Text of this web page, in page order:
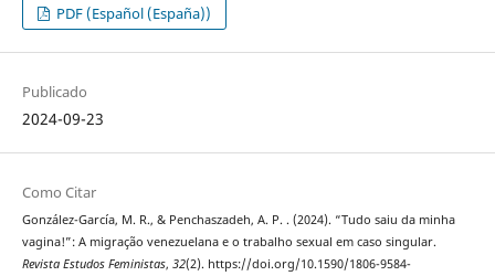
PDF (Español (España))
Publicado
2024-09-23
Como Citar
González-García, M. R., & Penchaszadeh, A. P. . (2024). “Tudo saiu da minha
vagina!”: A migração venezuelana e o trabalho sexual em caso singular.
Revista Estudos Feministas, 32(2). https://doi.org/10.1590/1806-9584-